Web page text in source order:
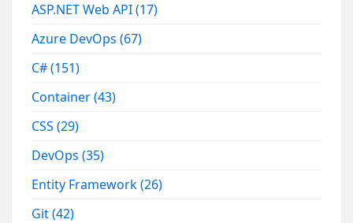
ASP.NET Web API(17)
Azure DevOps(67)
C#(151)
Container(43)
CSS(29)
DevOps(35)
Entity Framework(26)
Git(42)